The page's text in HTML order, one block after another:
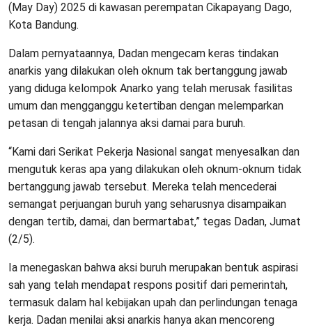
(May Day) 2025 di kawasan perempatan Cikapayang Dago,
Kota Bandung.
Dalam pernyataannya, Dadan mengecam keras tindakan
anarkis yang dilakukan oleh oknum tak bertanggung jawab
yang diduga kelompok Anarko yang telah merusak fasilitas
umum dan mengganggu ketertiban dengan melemparkan
petasan di tengah jalannya aksi damai para buruh.
“Kami dari Serikat Pekerja Nasional sangat menyesalkan dan
mengutuk keras apa yang dilakukan oleh oknum-oknum tidak
bertanggung jawab tersebut. Mereka telah mencederai
semangat perjuangan buruh yang seharusnya disampaikan
dengan tertib, damai, dan bermartabat,” tegas Dadan, Jumat
(2/5).
Ia menegaskan bahwa aksi buruh merupakan bentuk aspirasi
sah yang telah mendapat respons positif dari pemerintah,
termasuk dalam hal kebijakan upah dan perlindungan tenaga
kerja. Dadan menilai aksi anarkis hanya akan mencoreng